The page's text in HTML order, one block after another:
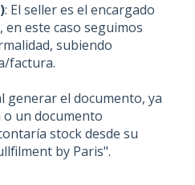
: El seller es el encargado
en este caso seguimos
subiendo
factura.
generar el documento, ya
un documento
stock desde su
by Paris".